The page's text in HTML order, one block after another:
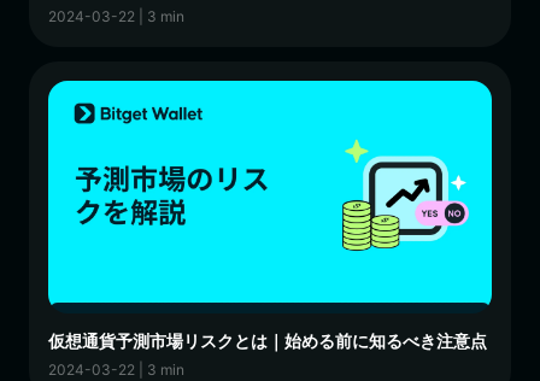
2024-03-22 | 3 min
仮想通貨予測市場リスクとは｜始める前に知るべき注意点
2024-03-22 | 3 min